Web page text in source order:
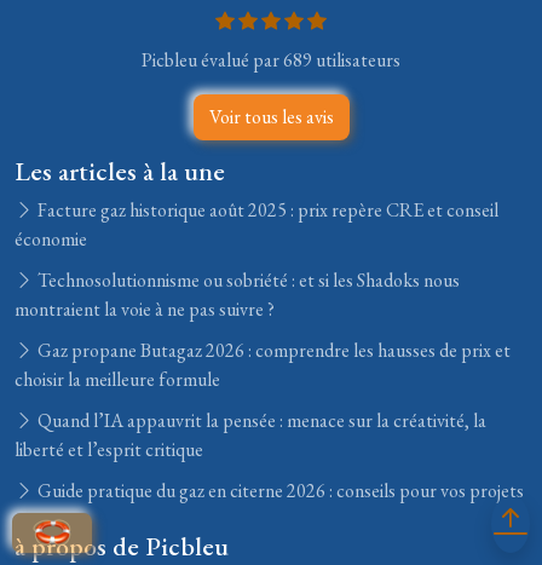
Picbleu évalué par 689 utilisateurs
Voir tous les avis
Les articles à la une
Facture gaz historique août 2025 : prix repère CRE et conseil
économie
Technosolutionnisme ou sobriété : et si les Shadoks nous
montraient la voie à ne pas suivre ?
Gaz propane Butagaz 2026 : comprendre les hausses de prix et
choisir la meilleure formule
Quand l’IA appauvrit la pensée : menace sur la créativité, la
liberté et l’esprit critique
Guide pratique du gaz en citerne 2026 : conseils pour vos projets
à propos de Picbleu